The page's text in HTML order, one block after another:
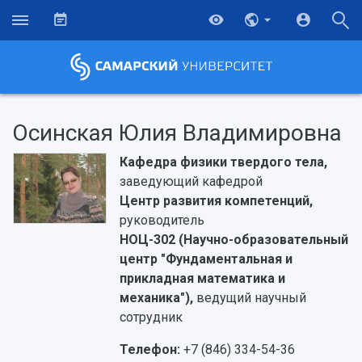
Об университете
Научно-исследовательская деятельность
Осинская Юлия Владимировна
Кафедра физики твердого тела,
заведующий кафедрой
Центр развития компетенций,
руководитель
НОЦ-302 (Научно-образовательный
центр "Фундаментальная и
прикладная математика и
механика"), ведущий научный
сотрудник
Телефон: +7 (846) 334-54-36